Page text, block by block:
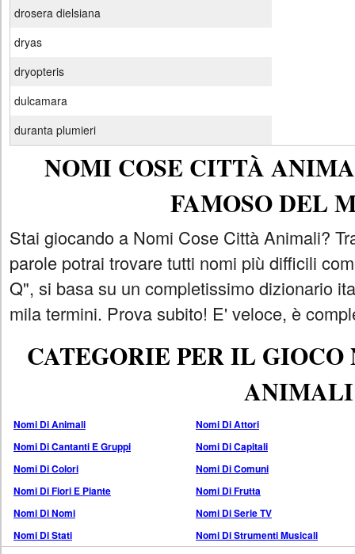
drosera dielsiana
dryas
dryopteris
dulcamara
duranta plumieri
NOMI COSE CITTÀ
FAMOSO DEL
Stai giocando a Nomi Cose Città Animali?
parole potrai trovare tutti nomi più difficili
Q", si basa su un completissimo dizionario
mila termini. Prova subito! E' veloce, è
CATEGORIE PER IL
ANIMALI
Nomi Di Animali
Nomi Di Attori
Nomi Di Cantanti E Gruppi
Nomi Di Capitali
Nomi Di Colori
Nomi Di Comuni
Nomi Di Fiori E Piante
Nomi Di Frutta
Nomi Di Nomi
Nomi Di Serie TV
Nomi Di Stati
Nomi Di Strumenti Musicali